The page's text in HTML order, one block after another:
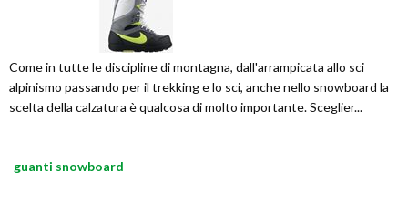
Come in tutte le discipline di montagna, dall'arrampicata allo sci
alpinismo passando per il trekking e lo sci, anche nello snowboard la
scelta della calzatura è qualcosa di molto importante. Sceglier...
guanti snowboard